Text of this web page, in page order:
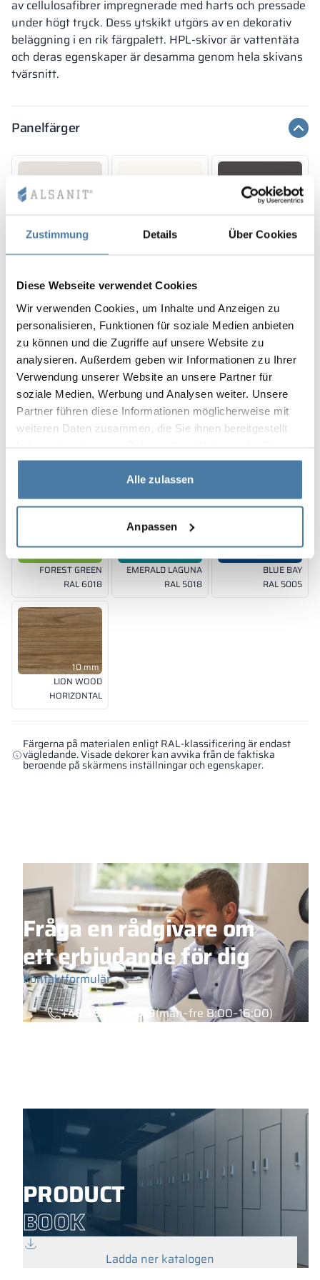
Zustimmung Details Über Cookies
Diese Webseite verwendet Cookies
Wir verwenden Cookies, um Inhalte und Anzeigen zu
personalisieren, Funktionen für soziale Medien anbieten
zu können und die Zugriffe auf unsere Website zu
analysieren. Außerdem geben wir Informationen zu Ihrer
Verwendung unserer Website an unsere Partner für
soziale Medien, Werbung und Analysen weiter. Unsere
Partner führen diese Informationen möglicherweise mit
weiteren Daten zusammen, die Sie ihnen bereitgestellt
gesammelt haben.
Alle zulassen
Anpassen
av cellulosafibrer impregnerade med harts och pressade
under högt tryck. Dess ytskikt utgörs av en dekorativ
beläggning i en rik färgpalett. HPL-skivor är vattentäta
och deras egenskaper är desamma genom hela skivans
tvärsnitt.
Panelfärger
PERFECT GREY
CLASSIC WHITE
SILESIAN GREY
10 mm
SUNNY YELLOW
RAL 1023
10 mm
JUICY ORANGE
RAL 2011
10 mm
RED DELUXE
RAL 3020
SHADOW GREY
CLASSIC BLACK
RAL 9005
SPICE ORANGE
10 mm
FOREST GREEN
RAL 6018
10 mm
EMERALD LAGUNA
RAL 5018
10 mm
BLUE BAY
RAL 5005
10 mm
LION WOOD
HORIZONTAL
Färgerna på materialen enligt RAL-klassificering är endast
vägledande. Visade dekorer kan avvika från de faktiska
beroende på skärmens inställningar och egenskaper.
18 mm
FOREST GREEN
RAL 6018
18 mm
BLUE BAY
RAL 5005
18 mm
LUND BIRCH
WILD OAK
PORTO CHERRY
18 mm
GRAND OAK
18 mm
OKAPI NUT
18 mm
18 mm
18 mm
BELLATO
Färgerna på materialen enligt RAL-klassificering är endast
vägledande. Visade dekorer kan avvika från de faktiska
beroende på skärmens inställningar och egenskaper.
FOREST GREEN
RAL 6018
BLUE BAY
RAL 5005
Färgerna på materialen enligt RAL-klassificering är endast
vägledande. Visade dekorer kan avvika från de faktiska
vägledande. Visade dekorer kan avvika från de faktiska
beroende på skärmens inställningar och egenskaper.
Fråga en rådgivare om
ett erbjudande för dig
Kontaktformulär
+48 453 039 919(mån–fre 8:00–16:00)
PRODUCT
BOOK
Ladda ner katalogen